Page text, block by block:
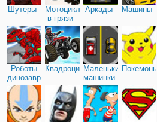
Шутеры
Мотоциклы
в грязи
Аркады Машины
Роботы
динозавры
КвадроциклыМаленькие
машинки
Покемоны